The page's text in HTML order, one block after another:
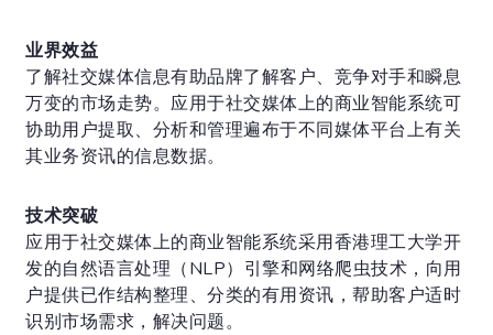
业界效益
了解社交媒体信息有助品牌了解客户、竞争对手和瞬息
万变的市场走势。应用于社交媒体上的商业智能系统可
协助用户提取、分析和管理遍布于不同媒体平台上有关
其业务资讯的信息数据。
技术突破
应用于社交媒体上的商业智能系统采用香港理工大学开
发的自然语言处理（NLP）引擎和网络爬虫技术，向用
户提供已作结构整理、分类的有用资讯，帮助客户适时
识别市场需求，解决问题。